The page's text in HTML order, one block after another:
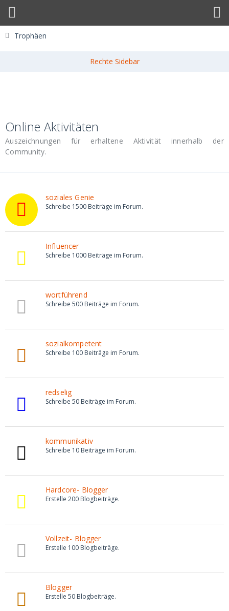
Trophäen
Online Aktivitäten
Auszeichnungen für erhaltene Aktivität innerhalb der
Community.
soziales Genie
Schreibe 1500 Beiträge im Forum.
Influencer
Schreibe 1000 Beiträge im Forum.
wortführend
Schreibe 500 Beiträge im Forum.
sozialkompetent
Schreibe 100 Beiträge im Forum.
redselig
Schreibe 50 Beiträge im Forum.
kommunikativ
Schreibe 10 Beiträge im Forum.
Hardcore- Blogger
Erstelle 200 Blogbeiträge.
Vollzeit- Blogger
Erstelle 100 Blogbeiträge.
Blogger
Erstelle 50 Blogbeiträge.